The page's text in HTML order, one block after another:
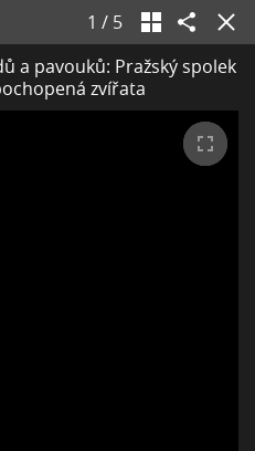
1 / 5
a pavouků: Pražský spolek
zvířata